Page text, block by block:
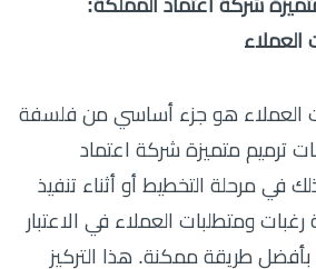
شركة اعتماد المملكة:
العملاء
العملاء هو جزء أساسي من فلسفة
ترميم متميزة شركة اعتماد
في مرحلة التخطيط أو أثناء تنفيذ
ومتطلبات العملاء في الاعتبار
طريقة ممكنة. هذا التركيز